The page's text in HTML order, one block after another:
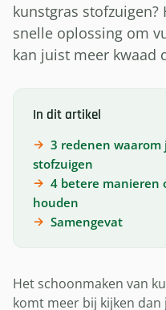
kunstgras
snelle oplossing om
kan juist meer kwaad
In dit artikel
3 redenen
stofzuigen
4 betere manieren
houden
Samengevat
Het schoonmaken van
komt meer bij kijken dan